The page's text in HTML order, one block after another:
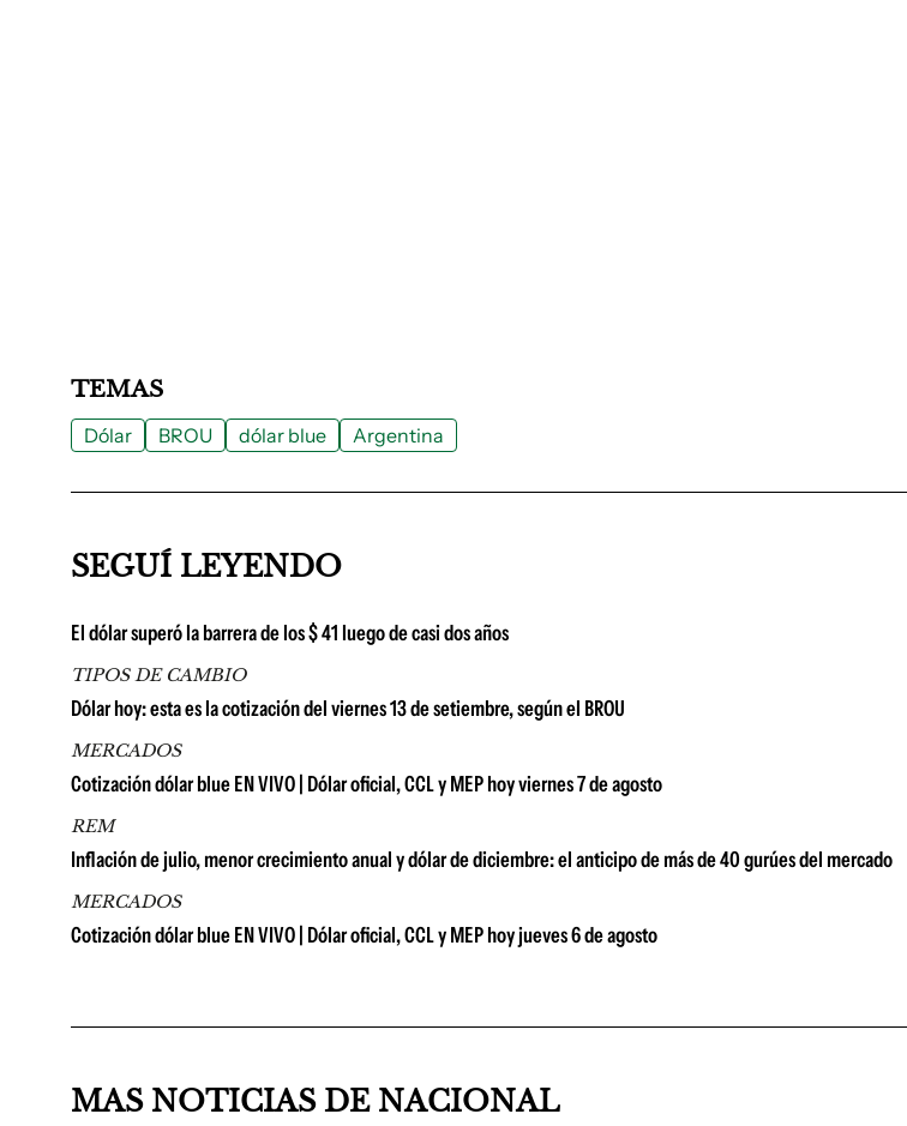
TEMAS
Dólar BROU dólar blue Argentina
SEGUÍ LEYENDO
El dólar superó la barrera de los $ 41 luego de casi dos años
TIPOS DE CAMBIO
Dólar hoy: esta es la cotización del viernes 13 de setiembre, según el BROU
MERCADOS
Cotización dólar blue EN VIVO | Dólar oficial, CCL y MEP hoy viernes 7 de agosto
REM
Inflación de julio, menor crecimiento anual y dólar de diciembre: el anticipo de más de 40 gurúes del mercado
MERCADOS
Cotización dólar blue EN VIVO | Dólar oficial, CCL y MEP hoy jueves 6 de agosto
MAS NOTICIAS DE NACIONAL